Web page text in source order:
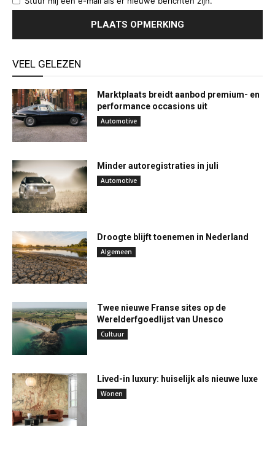
VEEL GELEZEN
Marktplaats breidt aanbod premium- en
performance occasions uit
Automotive
Minder autoregistraties in juli
Automotive
Droogte blijft toenemen in Nederland
Algemeen
Twee nieuwe Franse sites op de
Werelderfgoedlijst van Unesco
Cultuur
Lived-in luxury: huiselijk als nieuwe luxe
Wonen